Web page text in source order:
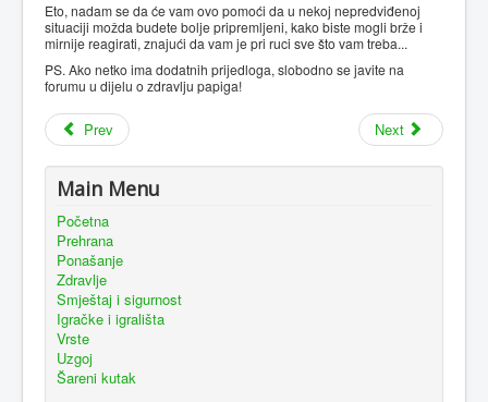
Eto, nadam se da će vam ovo pomoći da u nekoj nepredviđenoj
situaciji možda budete bolje pripremljeni, kako biste mogli brže i
mirnije reagirati, znajući da vam je pri ruci sve što vam treba...
PS. Ako netko ima dodatnih prijedloga, slobodno se javite na
forumu u dijelu o zdravlju papiga!
Prev Next
Main Menu
Početna
Prehrana
Ponašanje
Zdravlje
Smještaj i sigurnost
Igračke i igrališta
Vrste
Uzgoj
Šareni kutak